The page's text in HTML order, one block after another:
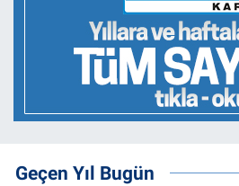
Geçen Yıl Bugün